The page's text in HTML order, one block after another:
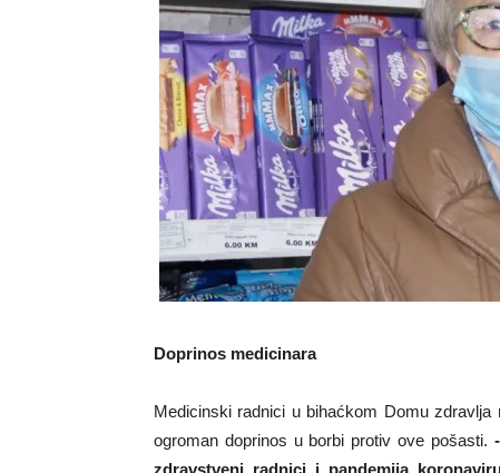
Doprinos medicinara
Medicinski radnici u bihaćkom Domu
ogroman doprinos u borbi protiv ove pošasti.
zdravstveni radnici i pandemija